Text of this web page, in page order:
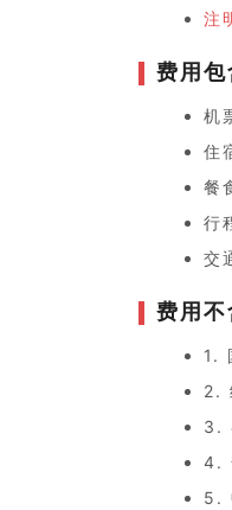
注
费用包
机
住
餐
行
交
费用不
1.
2.
3.
4.
5.